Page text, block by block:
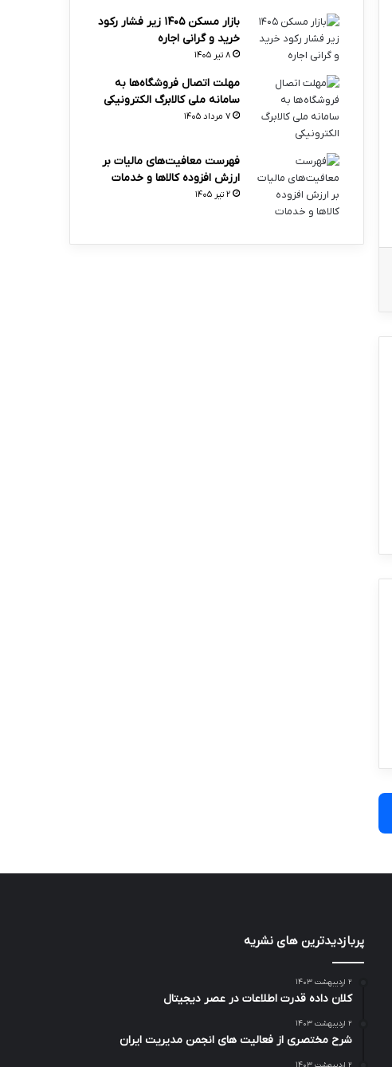
ایمیل
بازار مسکن ۱۴۰۵ زیر فشار رکود
خرید و گرانی اجاره
۸ تیر ۱۴۰۵
مهلت اتصال فروشگاه‌ها به
سامانه ملی کالابرگ الکترونیکی
۷ مرداد ۱۴۰۵
فهرست معافیت‌های مالیات بر
ارزش افزوده کالاها و خدمات
۲ تیر ۱۴۰۵
پربازدیدترین های نشریه
۲ اردیبهشت ۱۴۰۳
کلان داده قدرت اطلاعات در عصر دیجیتال
۲ اردیبهشت ۱۴۰۳
شرح مختصری از فعالیت های انجمن مدیریت ایران
۲ اردیبهشت ۱۴۰۳